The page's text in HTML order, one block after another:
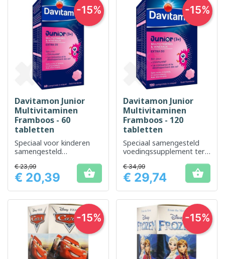
Davitamon Junior
Multivitaminen
Framboos - 60
tabletten
Speciaal voor kinderen
samengesteld
frambozensmaak
Prijs
€ 23,99
€ 20,39 
-15%
Davitamon Junior
Multivitaminen
Framboos - 120
tabletten
Speciaal samengesteld
voedingssupplement ter
ontwikkeling van kinderen
Prijs
€ 34,99
€ 29,74 
-15%
-15% -15%